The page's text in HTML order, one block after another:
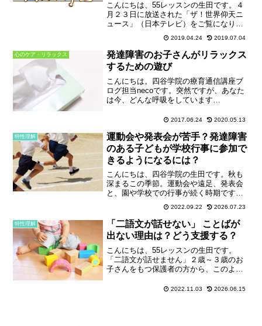
こんにちは、55レッスンの生田です。４
月２３日に放送された「ザ！世界仰天ニ
ュース」（日本テレビ）をご覧になりま
したか？「読み書き障害（ディスレクシ
ア）」の少年が「競技かるた」の最高等
級A級に上り詰めるというストーリーでし
た。▼「ザ！世界仰天...
2019.04.24 2019.07.04
心のケア・リラックス
発達障害のお子さんがリラックス
するための遊び
こんにちは。四谷学院の療育通信講座ブ
ログ担当necoです。突然ですが、あなた
は今、どんな呼吸をしています
に呼吸されていたと思いますが(^ ^)、そ
呼吸の浅さ・深さをよく...
2017.06.24 2020.05.13
特性理解
運動会や発表会が苦手？発達障害
のある子どもが学校行事に参加で
きるようになるには？
こんにちは、四谷学院の生田です。秋も
深まるこの季節。運動会や遠足、発表会
と、園や学校での行事が続く時期です
ね。子どもたちが楽しんで参加できるよ
うにと、先生方も色々な工夫を凝らされ
ていることかと思います。一方で、発達
障害のあるお子さんを指導す...
2022.09.22 2026.07.23
特性理解
「二語文が話せない」 ことばが
出ない理由は？どう支援する？
こんにちは、55レッスンの生田です。
「二語文が話せません」２歳～３歳のお
子さんをもつ保護者の方から、このよう
回は、「二語文が話せない」お子さんに
2022.11.03 2026.06.15